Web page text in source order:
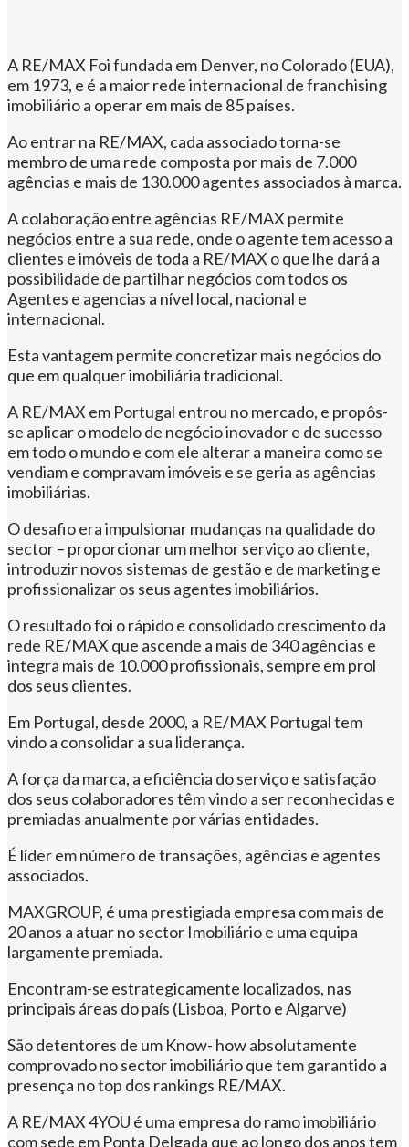
A RE/MAX Foi fundada em Denver, no Colorado (EUA),
em 1973, e é a maior rede internacional de franchising
imobiliário a operar em mais de 85 países.
Ao entrar na RE/MAX, cada associado torna-se
membro de uma rede composta por mais de 7.000
agências e mais de 130.000 agentes associados à marca.
A colaboração entre agências RE/MAX permite
negócios entre a sua rede, onde o agente tem acesso a
clientes e imóveis de toda a RE/MAX o que lhe dará a
possibilidade de partilhar negócios com todos os
Agentes e agencias a nível local, nacional e
internacional.
Esta vantagem permite concretizar mais negócios do
que em qualquer imobiliária tradicional.
A RE/MAX em Portugal entrou no mercado, e propôs-
se aplicar o modelo de negócio inovador e de sucesso
em todo o mundo e com ele alterar a maneira como se
vendiam e compravam imóveis e se geria as agências
imobiliárias.
O desafio era impulsionar mudanças na qualidade do
sector – proporcionar um melhor serviço ao cliente,
introduzir novos sistemas de gestão e de marketing e
profissionalizar os seus agentes imobiliários.
O resultado foi o rápido e consolidado crescimento da
rede RE/MAX que ascende a mais de 340 agências e
integra mais de 10.000 profissionais, sempre em prol
dos seus clientes.
Em Portugal, desde 2000, a RE/MAX Portugal tem
vindo a consolidar a sua liderança.
A força da marca, a eficiência do serviço e satisfação
dos seus colaboradores têm vindo a ser reconhecidas e
premiadas anualmente por várias entidades.
É líder em número de transações, agências e agentes
associados.
MAXGROUP, é uma prestigiada empresa com mais de
20 anos a atuar no sector Imobiliário e uma equipa
largamente premiada.
Encontram-se estrategicamente localizados, nas
principais áreas do país (Lisboa, Porto e Algarve)
São detentores de um Know- how absolutamente
comprovado no sector imobiliário que tem garantido a
presença no top dos rankings RE/MAX.
A RE/MAX 4YOU é uma empresa do ramo imobiliário
com sede em Ponta Delgada que ao longo dos anos tem